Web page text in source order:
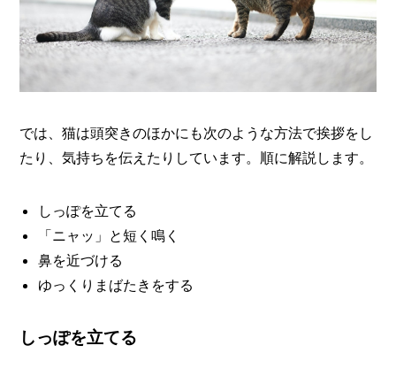
では、猫は頭突きのほかにも次のような方法で挨拶をし
たり、気持ちを伝えたりしています。順に解説します。
しっぽを立てる
「ニャッ」と短く鳴く
鼻を近づける
ゆっくりまばたきをする
しっぽを立てる